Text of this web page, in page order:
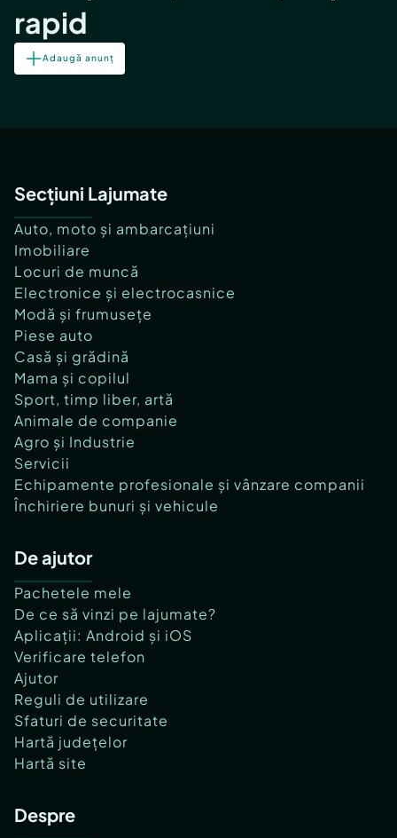
rapid
Adaugă anunț
Secțiuni Lajumate
Auto, moto și ambarcațiuni
Imobiliare
Locuri de muncă
Electronice și electrocasnice
Modă și frumusețe
Piese auto
Casă și grădină
Mama și copilul
Sport, timp liber, artă
Animale de companie
Agro și Industrie
Servicii
Echipamente profesionale și vânzare companii
Închiriere bunuri și vehicule
De ajutor
Pachetele mele
De ce să vinzi pe lajumate?
Aplicații: Android și iOS
Verificare telefon
Ajutor
Reguli de utilizare
Sfaturi de securitate
Hartă județelor
Hartă site
Despre